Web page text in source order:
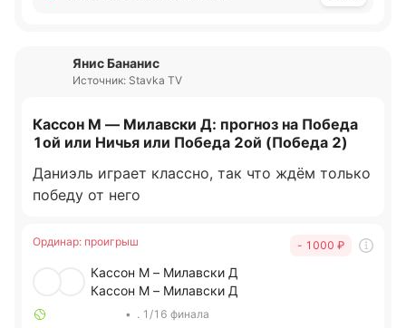
Янис Бананис
Источник: Stavka TV
Кассон М — Милавски Д: прогноз на Победа
1ой или Ничья или Победа 2ой (Победа 2)
Даниэль играет классно, так что ждём только
победу от него
Ординар: проигрыш - 1000 ₽
Кассон М – Милавски Д
Кассон М – Милавски Д
• . 1/16 финала